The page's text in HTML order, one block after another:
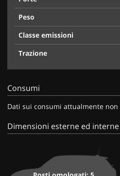
Peso
Classe emissioni
Trazione
Consumi
Dati sui consumi attualmente
Dimensioni esterne ed interne